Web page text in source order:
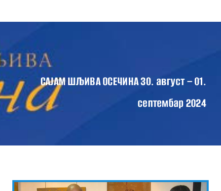
to
О САЈМУ
ПРОГРАМ САЈМА 2024
ВЕСТИ
КОНТАКТ
САЈАМ ШЉИВА ОСЕЧИНА 30. август – 01.
септембар 2024